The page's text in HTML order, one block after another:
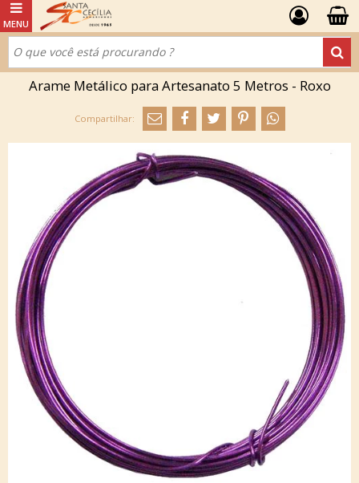
Arame Metálico para Artesanato 5 Metros - Roxo